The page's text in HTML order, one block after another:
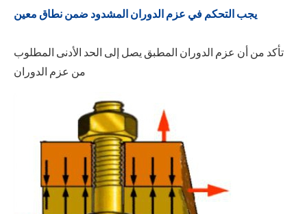
يجب التحكم في عزم الدوران المشدود ضمن نطاق معين
تأكد من أن عزم الدوران المطبق يصل إلى الحد الأدنى المطلوب
من عزم الدوران